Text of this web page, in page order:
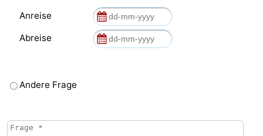
Anreise
Abreise
Andere Frage